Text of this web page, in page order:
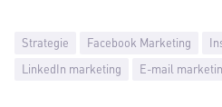
Strategie Facebook Marketing
LinkedIn marketing
E-mail